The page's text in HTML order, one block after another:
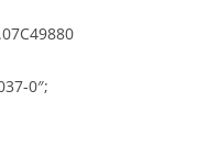
0″;